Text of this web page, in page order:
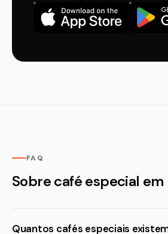
FAQ
Sobre café especial em
Quantos cafés especiais